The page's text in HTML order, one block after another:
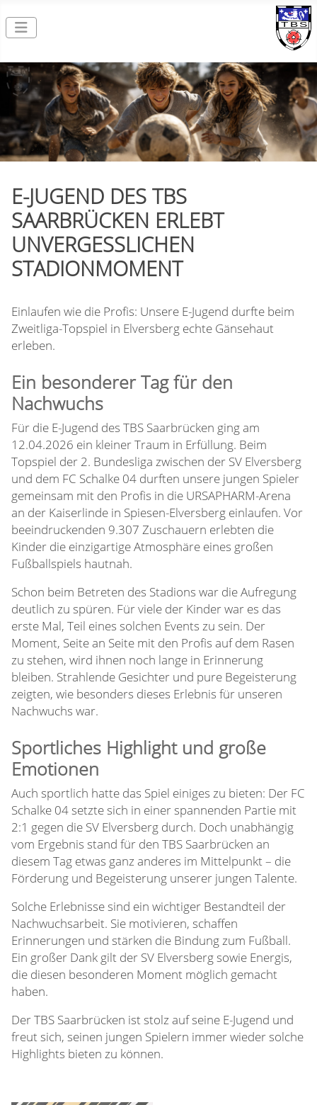
E-JUGEND DES TBS
SAARBRÜCKEN ERLEBT
UNVERGESSLICHEN
STADIONMOMENT
Einlaufen wie die Profis: Unsere E-Jugend durfte beim
Zweitliga-Topspiel in Elversberg echte Gänsehaut
erleben.
Ein besonderer Tag für den
Nachwuchs
Für die E-Jugend des TBS Saarbrücken ging am
12.04.2026 ein kleiner Traum in Erfüllung. Beim
Topspiel der 2. Bundesliga zwischen der SV Elversberg
und dem FC Schalke 04 durften unsere jungen Spieler
gemeinsam mit den Profis in die URSAPHARM-Arena
an der Kaiserlinde in Spiesen-Elversberg einlaufen. Vor
beeindruckenden 9.307 Zuschauern erlebten die
Kinder die einzigartige Atmosphäre eines großen
Fußballspiels hautnah.
Schon beim Betreten des Stadions war die Aufregung
deutlich zu spüren. Für viele der Kinder war es das
erste Mal, Teil eines solchen Events zu sein. Der
Moment, Seite an Seite mit den Profis auf dem Rasen
zu stehen, wird ihnen noch lange in Erinnerung
bleiben. Strahlende Gesichter und pure Begeisterung
zeigten, wie besonders dieses Erlebnis für unseren
Nachwuchs war.
Sportliches Highlight und große
Emotionen
Auch sportlich hatte das Spiel einiges zu bieten: Der FC
Schalke 04 setzte sich in einer spannenden Partie mit
2:1 gegen die SV Elversberg durch. Doch unabhängig
vom Ergebnis stand für den TBS Saarbrücken an
diesem Tag etwas ganz anderes im Mittelpunkt – die
Förderung und Begeisterung unserer jungen Talente.
Solche Erlebnisse sind ein wichtiger Bestandteil der
Nachwuchsarbeit. Sie motivieren, schaffen
Erinnerungen und stärken die Bindung zum Fußball.
Ein großer Dank gilt der SV Elversberg sowie Energis,
die diesen besonderen Moment möglich gemacht
haben.
Der TBS Saarbrücken ist stolz auf seine E-Jugend und
freut sich, seinen jungen Spielern immer wieder solche
Highlights bieten zu können.